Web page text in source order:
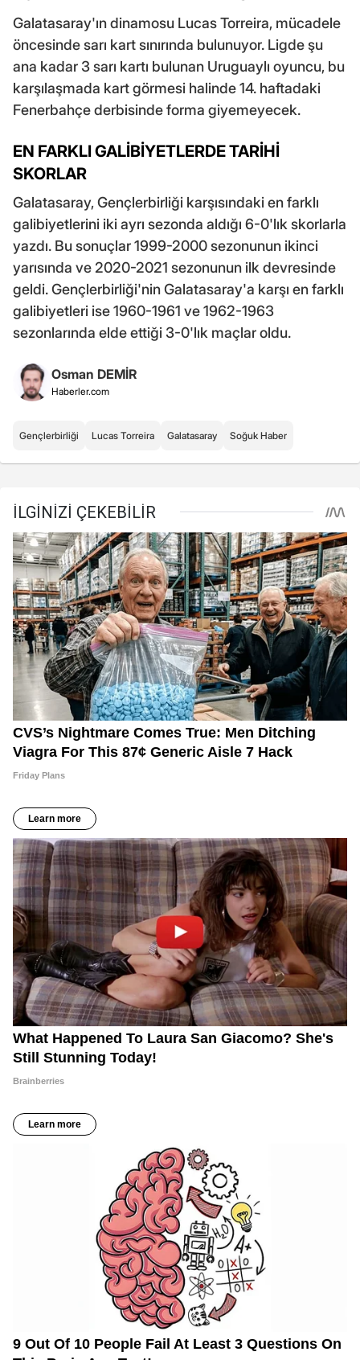
Galatasaray'ın dinamosu Lucas Torreira, mücadele
öncesinde sarı kart sınırında bulunuyor. Ligde şu
ana kadar 3 sarı kartı bulunan Uruguaylı oyuncu, bu
karşılaşmada kart görmesi halinde 14. haftadaki
Fenerbahçe derbisinde forma giyemeyecek.
EN FARKLI GALİBİYETLERDE TARİHİ
SKORLAR
Galatasaray, Gençlerbirliği karşısındaki en farklı
galibiyetlerini iki ayrı sezonda aldığı 6-0'lık skorlarla
yazdı. Bu sonuçlar 1999-2000 sezonunun ikinci
yarısında ve 2020-2021 sezonunun ilk devresinde
geldi. Gençlerbirliği'nin Galatasaray'a karşı en farklı
galibiyetleri ise 1960-1961 ve 1962-1963
sezonlarında elde ettiği 3-0'lık maçlar oldu.
Osman DEMİR
Haberler.com
Gençlerbirliği Lucas Torreira Galatasaray Soğuk Haber